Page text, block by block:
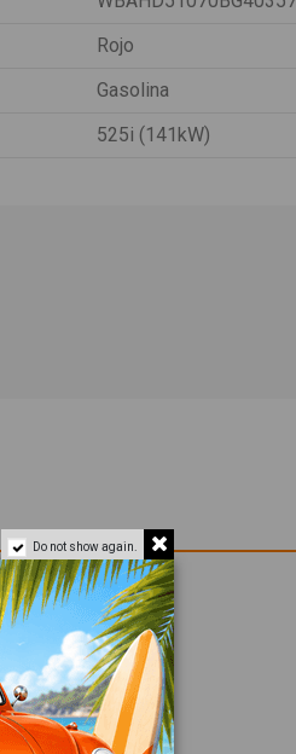
Rojo
Gasolina
525i (141kW)
Do not show again.